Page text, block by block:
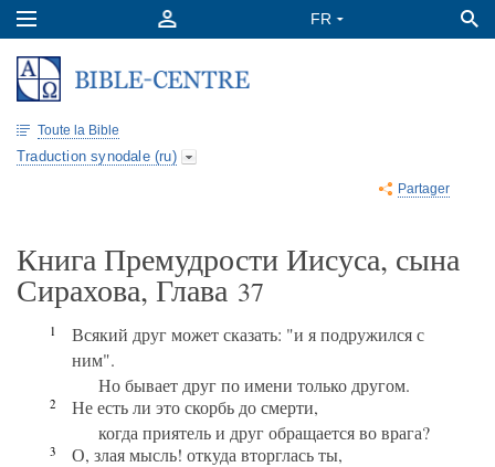
Toute la Bible
Traduction synodale (ru)
Partager
Книга Премудрости Иисуса, сына
Сирахова, Глава 37
1
Всякий друг может сказать: "и я подружился с
ним".
Но бывает друг по имени только другом.
2
Не есть ли это скорбь до смерти,
когда приятель и друг обращается во врага?
3
О, злая мысль! откуда вторглась ты,